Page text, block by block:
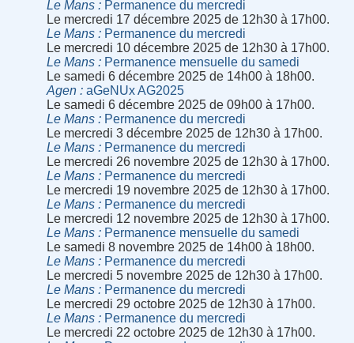
Le Mans
Permanence du mercredi
Le mercredi 17 décembre 2025 de 12h30 à 17h00.
Le Mans
Permanence du mercredi
Le mercredi 10 décembre 2025 de 12h30 à 17h00.
Le Mans
Permanence mensuelle du samedi
Le samedi 6 décembre 2025 de 14h00 à 18h00.
Agen
aGeNUx AG2025
Le samedi 6 décembre 2025 de 09h00 à 17h00.
Le Mans
Permanence du mercredi
Le mercredi 3 décembre 2025 de 12h30 à 17h00.
Le Mans
Permanence du mercredi
Le mercredi 26 novembre 2025 de 12h30 à 17h00.
Le Mans
Permanence du mercredi
Le mercredi 19 novembre 2025 de 12h30 à 17h00.
Le Mans
Permanence du mercredi
Le mercredi 12 novembre 2025 de 12h30 à 17h00.
Le Mans
Permanence mensuelle du samedi
Le samedi 8 novembre 2025 de 14h00 à 18h00.
Le Mans
Permanence du mercredi
Le mercredi 5 novembre 2025 de 12h30 à 17h00.
Le Mans
Permanence du mercredi
Le mercredi 29 octobre 2025 de 12h30 à 17h00.
Le Mans
Permanence du mercredi
Le mercredi 22 octobre 2025 de 12h30 à 17h00.